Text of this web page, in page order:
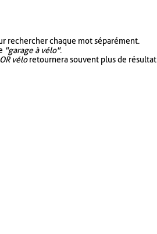
rechercher chaque mot séparément.
"garage à vélo".
véloretournera souvent plus de résultat